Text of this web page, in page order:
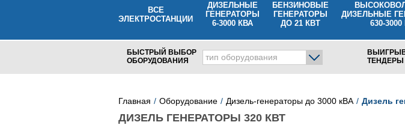
ВСЕ
ЭЛЕКТРОСТАНЦИИ
ДИЗЕЛЬНЫЕ
ГЕНЕРАТОРЫ
6-3000 КВА
БЕНЗИНОВЫЕ
ГЕНЕРАТОРЫ
ДО 21 КВТ
ДИЗЕЛЬНЫЕ
630-
БЫСТРЫЙ ВЫБОР
ОБОРУДОВАНИЯ
тип оборудования
ТЕНДЕРЫ
Главная Оборудование Дизель-генераторы до 3000 кВА Дизель
ДИЗЕЛЬ ГЕНЕРАТОРЫ 320 КВТ